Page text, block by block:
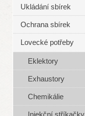
Ukládání sbírek
Ochrana sbírek
Lovecké potřeby
Eklektory
Exhaustory
Chemikálie